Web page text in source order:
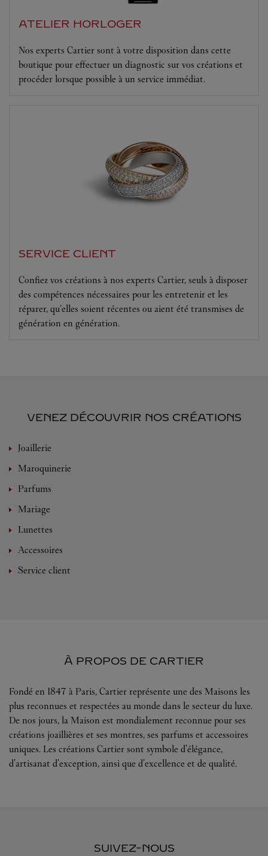
ATELIER HORLOGER
Nos experts Cartier sont à votre disposition dans cette
boutique pour effectuer un diagnostic sur vos créations et
procéder lorsque possible à un service immédiat.
SERVICE CLIENT
Confiez vos créations à nos experts Cartier, seuls à disposer
des compétences nécessaires pour les entretenir et les
réparer, qu’elles soient récentes ou aient été transmises de
génération en génération.
VENEZ DÉCOUVRIR NOS CRÉATIONS
Joaillerie
Maroquinerie
Parfums
Mariage
Lunettes
Accessoires
Service client
À PROPOS DE CARTIER
Fondé en 1847 à Paris, Cartier représente une des Maisons les
plus reconnues et respectées au monde dans le secteur du luxe.
De nos jours, la Maison est mondialement reconnue pour ses
créations joaillières et ses montres, ses parfums et accessoires
uniques. Les créations Cartier sont symbole d'élégance,
d'artisanat d'exception, ainsi que d'excellence et de qualité.
SUIVEZ-NOUS